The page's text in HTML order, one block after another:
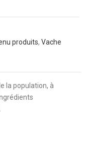
produits,Vache
la population, à